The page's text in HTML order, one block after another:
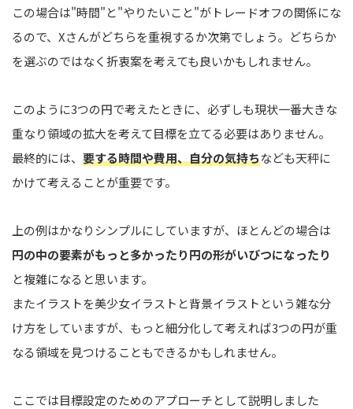
この場合は"時間"と"やりたいこと"がトレードオフの関係にな
るので、Xさんがどちらを重視するか次第でしょう。どちらか
を選ぶのではなく折衷案を考えても良いかもしれません。
このように3つの円で考えたときに、必ずしも現状一番大きな
重なり領域の拡大を考えて目標を立てる必要はありません。
最終的には、 要する時間や費用、自分の気持ちなども天秤に
かけて考えることが重要です。
上の例はかなりシンプルにしていますが、ほとんどの場合は
円の中の要素がもっと多かったり円の形がいびつになったり
と複雑になると思います。
またイラストを美少女イラストと背景イラストという雑な分
け方をしていますが、もっと細分化して考えれば3つの円が重
なる領域を見つけることもできるかもしれません。
ここでは目標設定のためのアプローチとして説明しました